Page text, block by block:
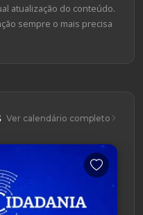
atualização do conteúdo.
sempre o mais precisa
Ver calendário completo